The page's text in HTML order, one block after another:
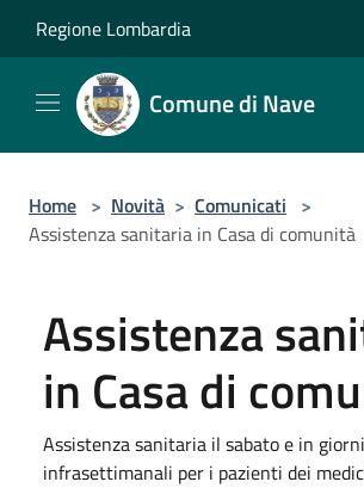
Regione Lombardia
Comune di Nave
Home > Novità > Comunicati >
Assistenza sanitaria in Casa di comunità
Assistenza
in Casa di
Assistenza sanitaria il sabato e in
infrasettimanali per i pazienti dei